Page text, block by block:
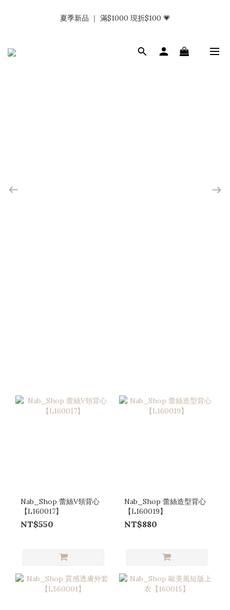
金.ᐟ.ᐟ
夏季新品 ｜ 滿$1000 現折$100 💗
𝗡𝗮𝗯_𝗚𝗶𝗿𝗹𝘀大量募集中｜於社群分享標記回傳 找小編領取購物
Nab_Shop 蕾絲V領背心
【L160017】
NT$550
Nab_Shop 蕾絲造型背心
【L160019】
NT$880